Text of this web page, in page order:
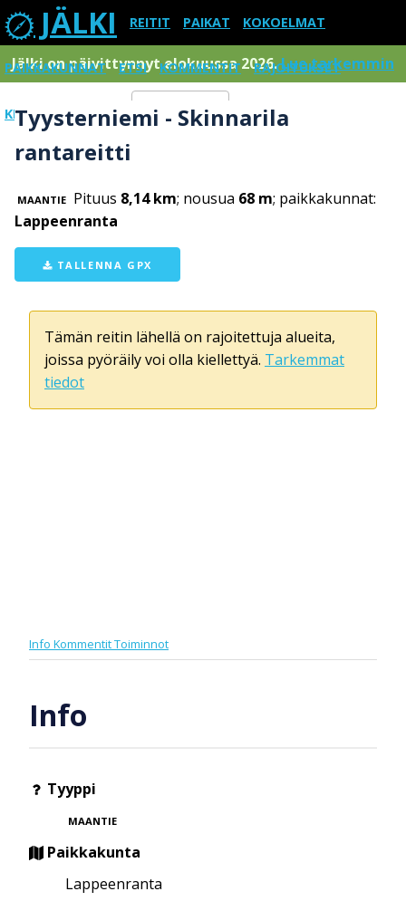
JÄLKI REITIT PAIKAT KOKOELMAT
PAIKKAKUNNAT ETSI KOMMENTIT RAJOITUKSET
KIRJAUDU SISÄÄN Menu
Jälki on päivittynnyt elokuussa 2026.Lue tarkemmin
Tyysterniemi - Skinnarila
rantareitti
MAANTIE Pituus 8,14 km; nousua 68 m; paikkakunnat:
Lappeenranta
TALLENNA GPX
Tämän reitin lähellä on rajoitettuja alueita,
joissa pyöräily voi olla kiellettyä. Tarkemmat
tiedot
Info KommentitToiminnot
Info
Tyyppi
MAANTIE
Paikkakunta
Lappeenranta